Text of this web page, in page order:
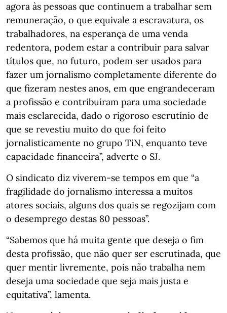
agora às pessoas que continuem a trabalhar sem
remuneração, o que equivale a escravatura, os
trabalhadores, na esperança de uma venda
redentora, podem estar a contribuir para salvar
títulos que, no futuro, podem ser usados para
fazer um jornalismo completamente diferente do
que fizeram nestes anos, em que engrandeceram
a profissão e contribuíram para uma sociedade
mais esclarecida, dado o rigoroso escrutínio de
que se revestiu muito do que foi feito
jornalisticamente no grupo TiN, enquanto teve
capacidade financeira”, adverte o SJ.
O sindicato diz viverem-se tempos em que “a
fragilidade do jornalismo interessa a muitos
atores sociais, alguns dos quais se regozijam com
o desemprego destas 80 pessoas”.
“Sabemos que há muita gente que deseja o fim
desta profissão, que não quer ser escrutinada, que
quer mentir livremente, pois não trabalha nem
deseja uma sociedade que seja mais justa e
equitativa”, lamenta.